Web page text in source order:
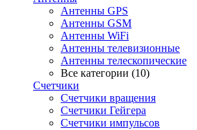
Антенны GPS
Антенны GSM
Антенны WiFi
Антенны телевизионные
Антенны телескопические
Все категории (10)
Счетчики
Счетчики вращения
Счетчики Гейгера
Счетчики импульсов